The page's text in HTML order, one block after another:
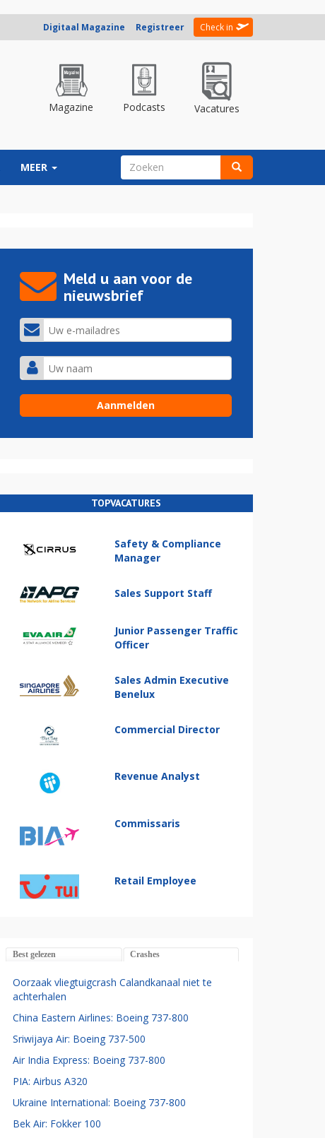
Digitaal Magazine Registreer Check in
Magazine Podcasts Vacatures
MEER ZOEKVELD
Meld u aan voor de
nieuwsbrief
TOPVACATURES
Safety & Compliance
Manager
Sales Support Staff
Junior Passenger Traffic
Officer
Sales Admin Executive
Benelux
Commercial Director
Revenue Analyst
Commissaris
Retail Employee
Best gelezen Crashes
Oorzaak vliegtuigcrash Calandkanaal niet te
achterhalen
China Eastern Airlines: Boeing 737-800
Sriwijaya Air: Boeing 737-500
Air India Express: Boeing 737-800
PIA: Airbus A320
Ukraine International: Boeing 737-800
Bek Air: Fokker 100